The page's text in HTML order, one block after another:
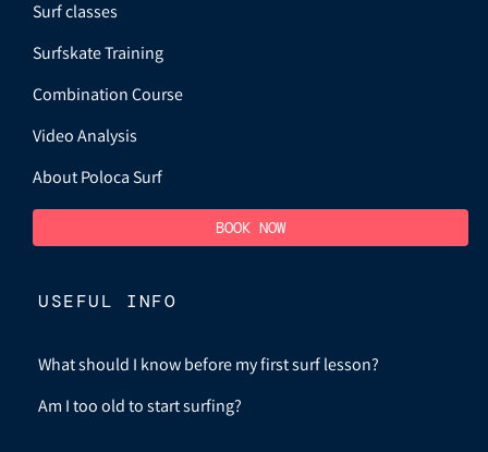
Surf classes
Surfskate Training
Combination Course
Video Analysis
About Poloca Surf
BOOK NOW
USEFUL INFO
What should I know before my first surf lesson?
Am I too old to start surfing?